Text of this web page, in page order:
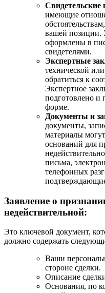
Свидетельские
имеющие
вашей позиции.
оформлены в
свидетелями.
Экспертные
технической
обратиться к
Экспертное
подготовлено и
форме.
Документы и
документы,
материалы
оснований для
письма,
телефонных
Заявление о
недействительной:
Это ключевой документ,
должно содержать
Ваши
стороне сделки.
Описание
Основания, по